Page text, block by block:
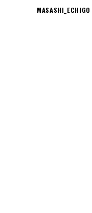
MASASHI_ECHIGO